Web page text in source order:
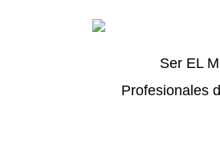
Ser EL
Profesionales